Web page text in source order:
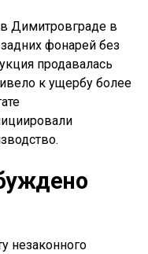
Димитровграде в
фонарей без
продавалась
к ущербу более
незаконного